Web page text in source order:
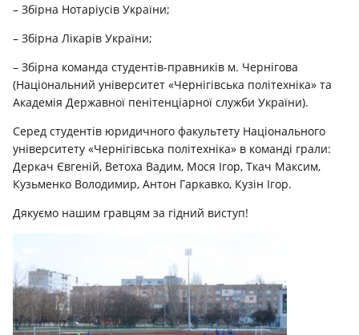
– Збірна Нотаріусів України;
– Збірна Лікарів України;
– Збірна команда студентів-правників м. Чернігова
(Національний університет «Чернігівська політехніка» та
Академія Державної пенітенціарної служби України).
Серед студентів юридичного факультету Національного
університету «Чернігівська політехніка» в команді грали:
Деркач Євгеній, Ветоха Вадим, Мося Ігор, Ткач Максим,
Кузьменко Володимир, Антон Гаркавко, Кузін Ігор.
Дякуємо нашим гравцям за гідний виступ!